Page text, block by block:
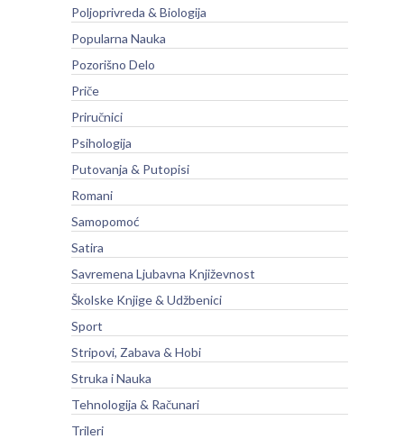
Poljoprivreda & Biologija
Popularna Nauka
Pozorišno Delo
Priče
Priručnici
Psihologija
Putovanja & Putopisi
Romani
Samopomoć
Satira
Savremena Ljubavna Književnost
Školske Knjige & Udžbenici
Sport
Stripovi, Zabava & Hobi
Struka i Nauka
Tehnologija & Računari
Trileri